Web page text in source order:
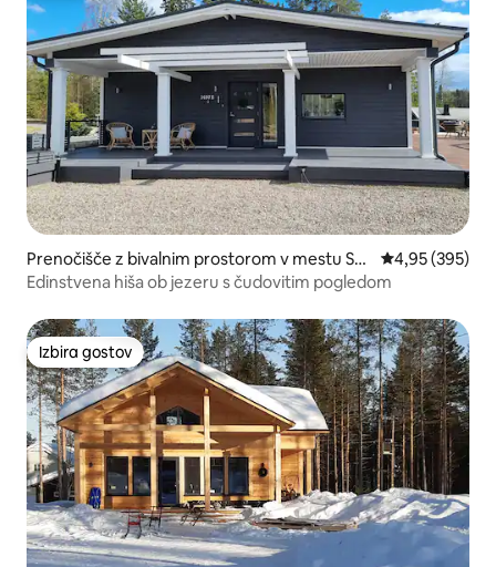
Prenočišče z bivalnim prostorom v mestu Su
onenjoki
Povprečna
4,95 (395)
Edinstvena hiša ob jezeru s čudovitim pogledom
Izbira gostov
Izbira gostov